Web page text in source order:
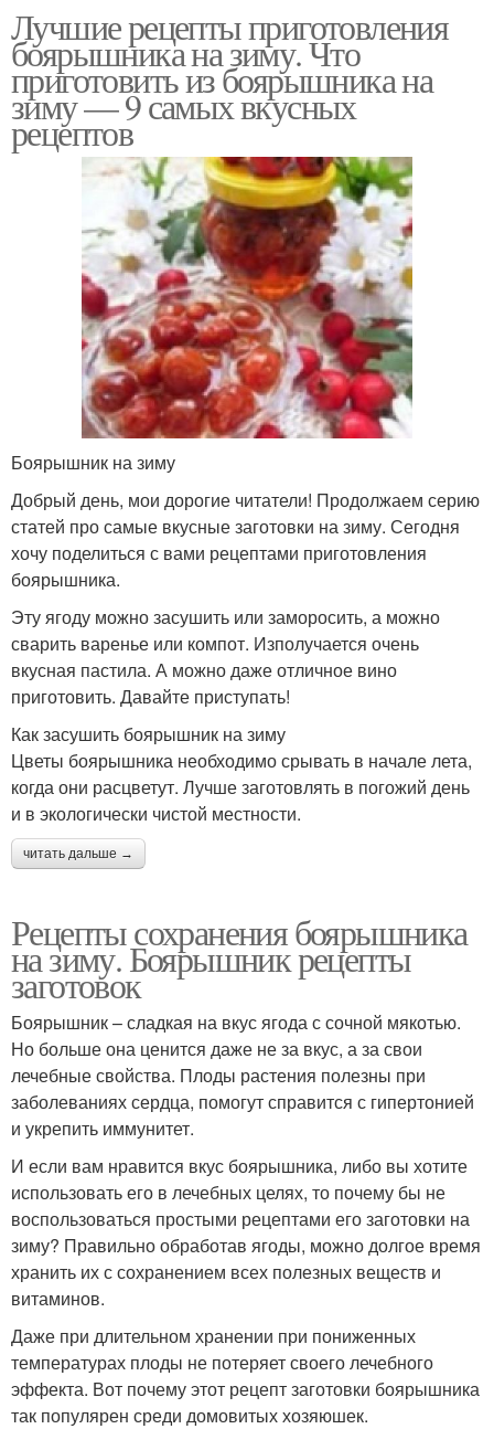
Лучшие рецепты приготовления
боярышника на зиму. Что
приготовить из боярышника на
зиму — 9 самых вкусных
рецептов
Боярышник на зиму
Добрый день, мои дорогие читатели! Продолжаем серию
статей про самые вкусные заготовки на зиму. Сегодня
хочу поделиться с вами рецептами приготовления
боярышника.
Эту ягоду можно засушить или заморосить, а можно
сварить варенье или компот. Изполучается очень
вкусная пастила. А можно даже отличное вино
приготовить. Давайте приступать!
Как засушить боярышник на зиму
Цветы боярышника необходимо срывать в начале лета,
когда они расцветут. Лучше заготовлять в погожий день
и в экологически чистой местности.
читать дальше →
Рецепты сохранения боярышника
на зиму. Боярышник рецепты
заготовок
Боярышник – сладкая на вкус ягода с сочной мякотью.
Но больше она ценится даже не за вкус, а за свои
лечебные свойства. Плоды растения полезны при
заболеваниях сердца, помогут справится с гипертонией
и укрепить иммунитет.
И если вам нравится вкус боярышника, либо вы хотите
использовать его в лечебных целях, то почему бы не
воспользоваться простыми рецептами его заготовки на
зиму? Правильно обработав ягоды, можно долгое время
хранить их с сохранением всех полезных веществ и
витаминов.
Даже при длительном хранении при пониженных
температурах плоды не потеряет своего лечебного
эффекта. Вот почему этот рецепт заготовки боярышника
так популярен среди домовитых хозяюшек.